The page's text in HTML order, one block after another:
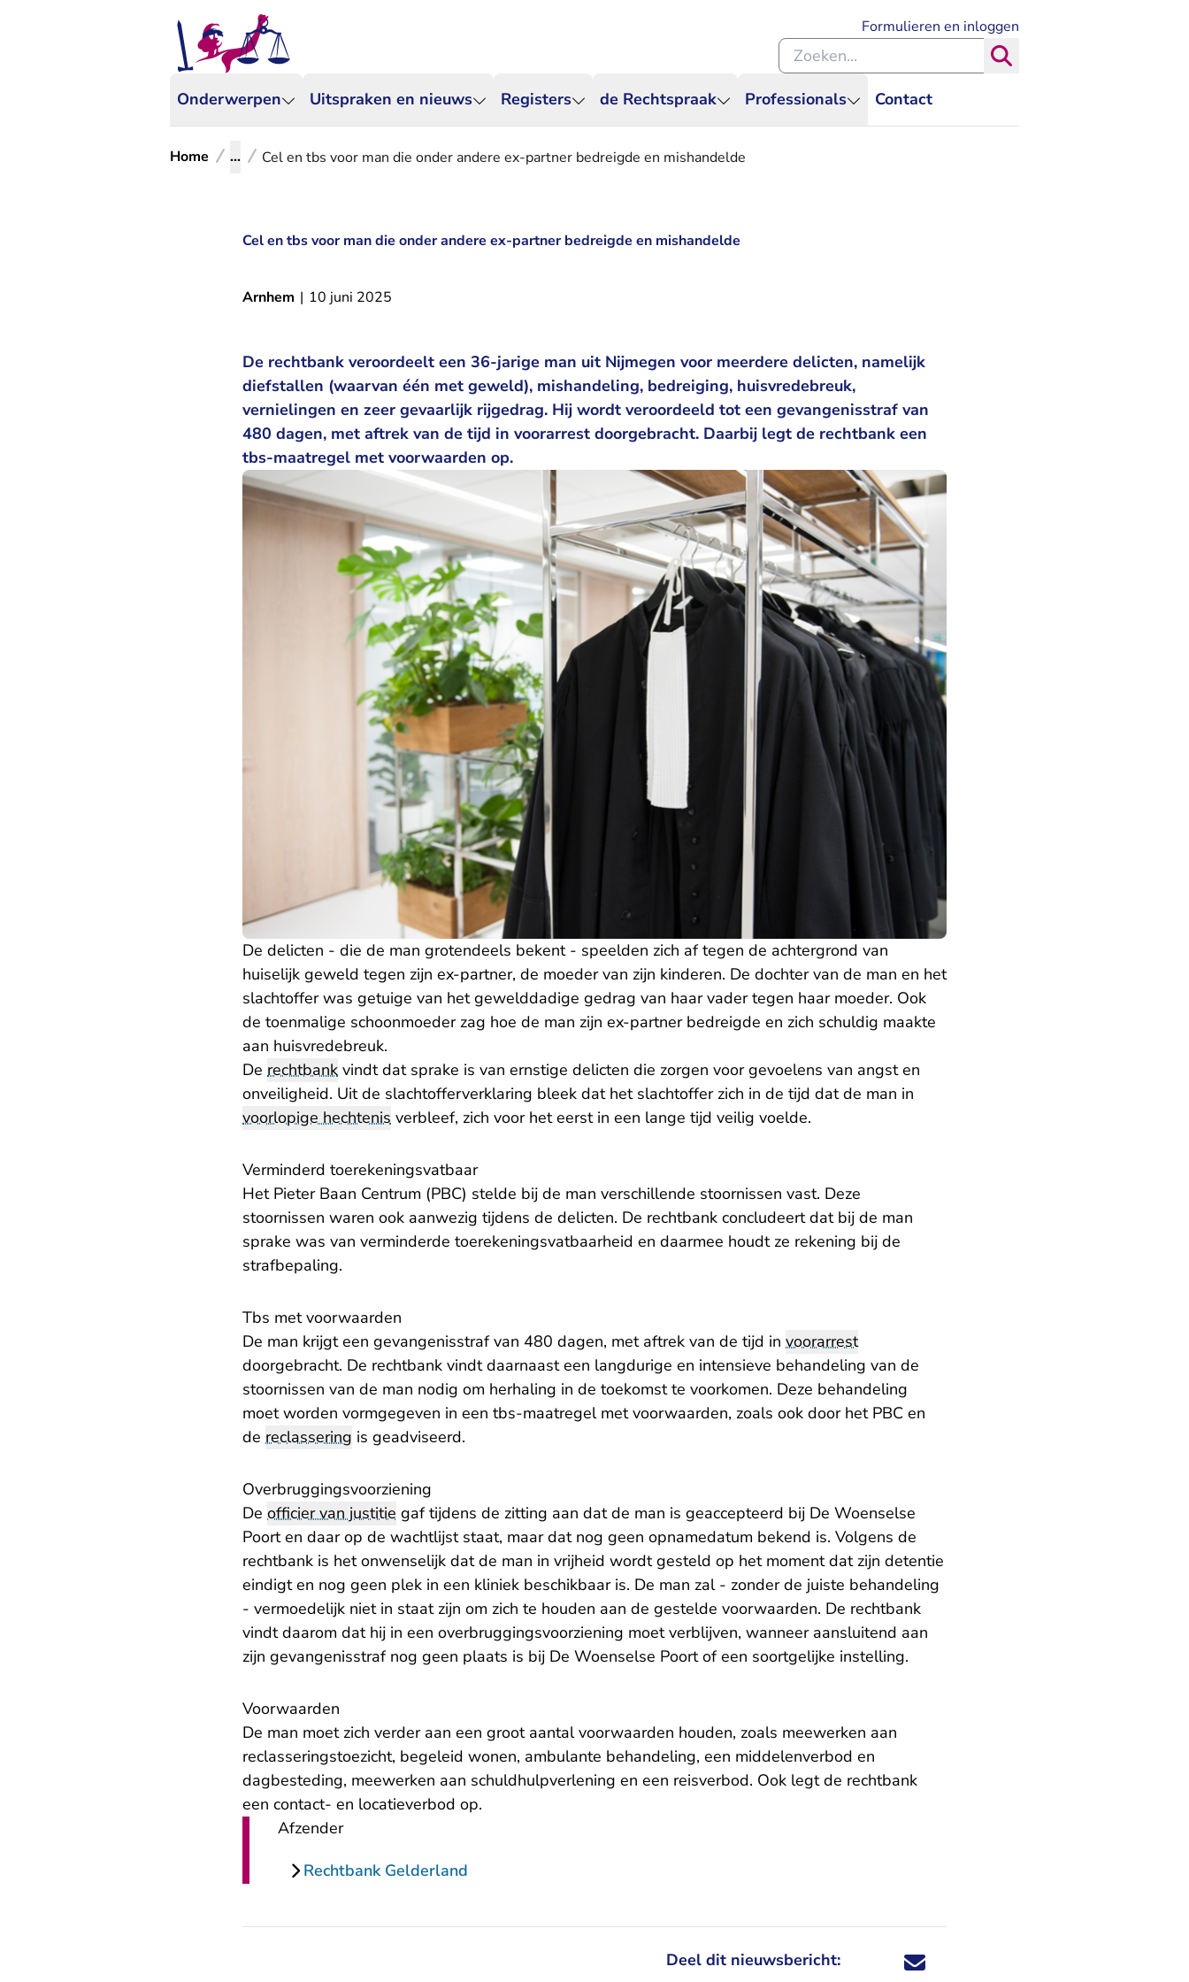
Onderwerpen Uitspraken en nieuws Registers de Rechtspraak Professionals Contact
Formulieren en inloggen
Zoeken binnen de Rechtspraak
Home ... Cel en tbs voor man die onder andere ex-partner bedreigde en mishandelde
Cel en tbs voor man die onder andere ex-partner bedreigde en mishandelde
Arnhem | 10 juni 2025
De rechtbank veroordeelt een 36-jarige man uit Nijmegen voor meerdere delicten, namelijk
diefstallen (waarvan één met geweld), mishandeling, bedreiging, huisvredebreuk,
vernielingen en zeer gevaarlijk rijgedrag. Hij wordt veroordeeld tot een gevangenisstraf van
480 dagen, met aftrek van de tijd in voorarrest doorgebracht. Daarbij legt de rechtbank een
tbs-maatregel met voorwaarden op.
De delicten - die de man grotendeels bekent - speelden zich af tegen de achtergrond van
huiselijk geweld tegen zijn ex-partner, de moeder van zijn kinderen. De dochter van de man en het
slachtoffer was getuige van het gewelddadige gedrag van haar vader tegen haar moeder. Ook
de toenmalige schoonmoeder zag hoe de man zijn ex-partner bedreigde en zich schuldig maakte
aan huisvredebreuk.
De rechtbank vindt dat sprake is van ernstige delicten die zorgen voor gevoelens van angst en
onveiligheid. Uit de slachtofferverklaring bleek dat het slachtoffer zich in de tijd dat de man in
voorlopige hechtenis verbleef, zich voor het eerst in een lange tijd veilig voelde.
Verminderd toerekeningsvatbaar
Het Pieter Baan Centrum (PBC) stelde bij de man verschillende stoornissen vast. Deze
stoornissen waren ook aanwezig tijdens de delicten. De rechtbank concludeert dat bij de man
sprake was van verminderde toerekeningsvatbaarheid en daarmee houdt ze rekening bij de
strafbepaling.
Tbs met voorwaarden
De man krijgt een gevangenisstraf van 480 dagen, met aftrek van de tijd in voorarrest
doorgebracht. De rechtbank vindt daarnaast een langdurige en intensieve behandeling van de
stoornissen van de man nodig om herhaling in de toekomst te voorkomen. Deze behandeling
moet worden vormgegeven in een tbs-maatregel met voorwaarden, zoals ook door het PBC en
de reclassering is geadviseerd.
Overbruggingsvoorziening
De officier van justitie gaf tijdens de zitting aan dat de man is geaccepteerd bij De Woenselse
Poort en daar op de wachtlijst staat, maar dat nog geen opnamedatum bekend is. Volgens de
rechtbank is het onwenselijk dat de man in vrijheid wordt gesteld op het moment dat zijn detentie
eindigt en nog geen plek in een kliniek beschikbaar is. De man zal - zonder de juiste behandeling
- vermoedelijk niet in staat zijn om zich te houden aan de gestelde voorwaarden. De rechtbank
vindt daarom dat hij in een overbruggingsvoorziening moet verblijven, wanneer aansluitend aan
zijn gevangenisstraf nog geen plaats is bij De Woenselse Poort of een soortgelijke instelling.
Voorwaarden
De man moet zich verder aan een groot aantal voorwaarden houden, zoals meewerken aan
reclasseringstoezicht, begeleid wonen, ambulante behandeling, een middelenverbod en
dagbesteding, meewerken aan schuldhulpverlening en een reisverbod. Ook legt de rechtbank
een contact- en locatieverbod op.
Afzender
Rechtbank Gelderland
Deel dit nieuwsbericht: Deel dit nieuwsbericht via X - U verlaat
Deel dit nieuwsbericht via Facebook - U
Deel dit nieuwsbericht via e-mail
Deel dit nieuwsbericht via LinkedIn - U